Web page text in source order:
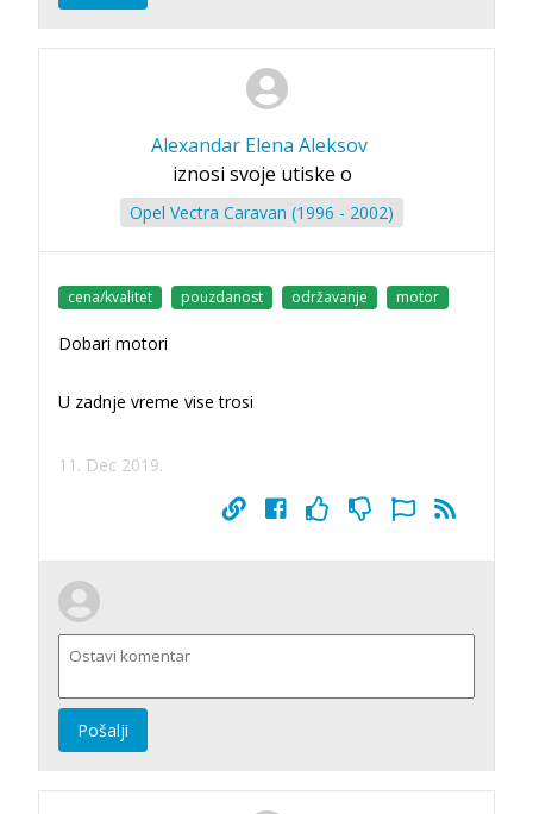
Alexandar Elena Aleksov
iznosi svoje utiske o
Opel Vectra Caravan (1996 - 2002)
cena/kvalitet pouzdanost održavanje motor
Dobari motori
U zadnje vreme vise trosi
11. Dec 2019.
Pošalji